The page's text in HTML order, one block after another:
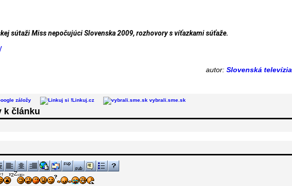
sútaži Miss nepočujúci Slovenska 2009, rozhovory s víťazkami súťaže.
autor: Slovenská televízia
záložy Linkuj.cz vybrali.sme.sk
k článku